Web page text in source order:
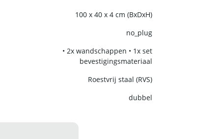
100 x 40 x 4 cm (BxDxH)
no_plug
• 2x wandschappen • 1x set
bevestigingsmateriaal
Roestvrij staal (RVS)
dubbel